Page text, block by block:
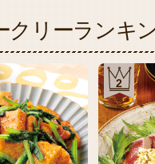
クリーランキ
2